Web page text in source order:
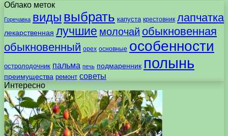
Облако меток
Горечавка виды выбрать капуста крестовник лапчатка
лекарственная лучшие молочай обыкновенная
обыкновенный орех основные особенности
остролодочник пальма печь подмаренник полынь
преимущества ремонт советы
Интересно